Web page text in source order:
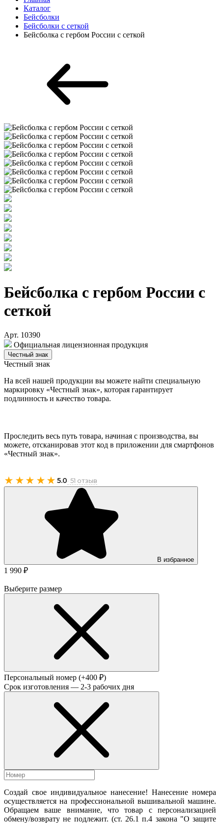
Каталог
Бейсболки
Бейсболки с сеткой
Бейсболка с гербом России с сеткой
Бейсболка с гербом России с
сеткой
Арт. 10390
Официальная лицензионная продукция
Честный знак
Честный знак
На всей нашей продукции вы можете найти специальную
маркировку «Честный знак», которая гарантирует
подлинность и качество товара.
Проследить весь путь товара, начиная с производства, вы
можете, отсканировав этот код в приложении для смартфонов
«Честный знак».
★★★★★ 5.0· 51 отзыв
В избранное
1 990 ₽
Выберите размер
Персональный номер (+400 ₽)
Срок изготовления — 2-3 рабочих дня
Создай свое индивидуальное нанесение! Нанесение номера
осуществляется на профессиональной вышивальной машине.
Обращаем ваше внимание, что товар с персонализацией
обмену/возврату не подлежит. (ст. 26.1 п.4 закона "О защите